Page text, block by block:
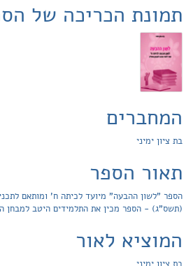
תמונת הכריכה של
המחברים
בת ציון ימיני
תאור הספר
הספר "לשון ההבעה" מיועד לכיתה ח' ומותאם
(תשס"ג) - הספר מכין את התלמידים היטב למבחן
המוציא לאור